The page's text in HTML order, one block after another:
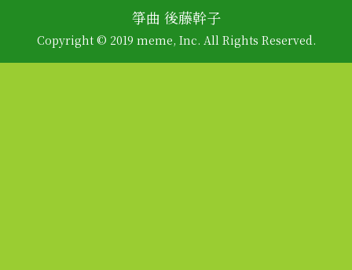
箏曲 後藤幹子
Copyright © 2019 meme, Inc. All Rights Reserved.